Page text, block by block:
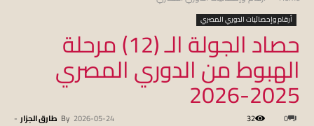
أرقام وإحصائيات الدوري المصري
حصاد الجولة الـ (12) مرحلة
الهبوط من الدوري المصري
2025-2026
By طارق الجزار - 2026-05-24 0
32